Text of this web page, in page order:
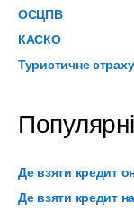
ОСЦПВ
КАСКО
Туристичне
Де взяти кредит
Де взяти кредит